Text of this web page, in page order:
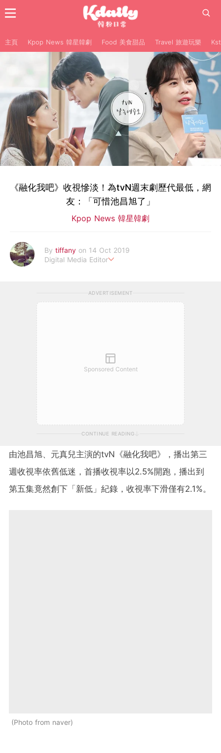
主頁 Kpop News 韓星韓劇 Food 美食甜品 Travel 旅遊玩樂
《融化我吧》收視慘淡！為tvN週末劇歷代最低，網
友：「可惜池昌旭了」
Kpop News 韓星韓劇
By tiffany on 14 Oct 2019
Digital Media Editor
ADVERTISEMENT
Sponsored Content
CONTINUE READING
由池昌旭、元真兒主演的tvN《融化我吧》，播出第三
週收視率依舊低迷，首播收視率以2.5%開跑，播出到
第五集竟然創下「新低」紀錄，收視率下滑僅有2.1%。
Photo from naver